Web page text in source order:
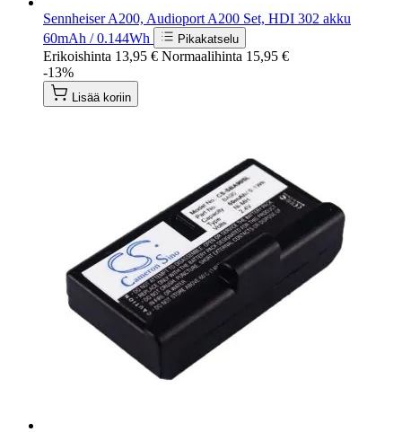
Sennheiser A200, Audioport A200 Set, HDI 302 akku
60mAh / 0.144Wh
Pikakatselu
Erikoishinta 13,95 € Normaalihinta 15,95 €
-13%
Lisää koriin